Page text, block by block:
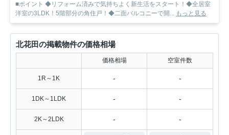
■ポイント ◆リフォーム済みで気持ちよく新生活をスタート！◆全居室
洋室の3LDK！5階部分の角住戸！◆二面バルコニーで開... もっと見る
北花田の掲載物件の価格相場
価格相場 空室件数
1R～1K - -
1DK～1LDK - -
2K～2LDK - -